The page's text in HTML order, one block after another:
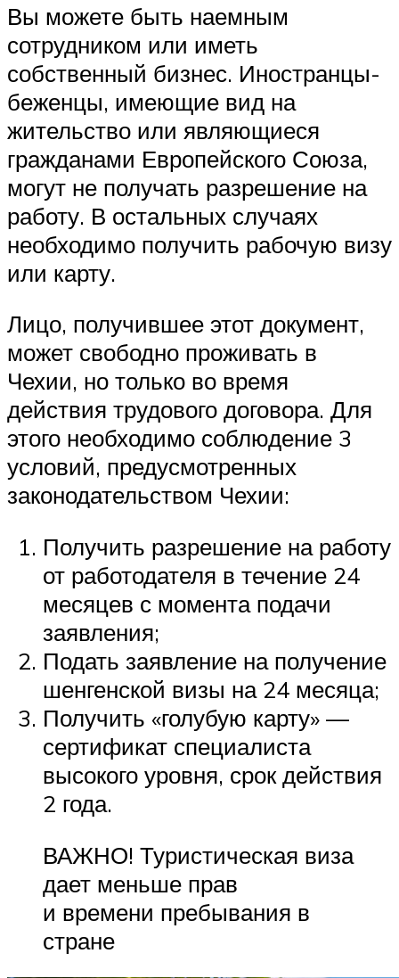
Вы можете быть наемным
сотрудником или иметь
собственный бизнес. Иностранцы-
беженцы, имеющие вид на
жительство или являющиеся
гражданами Европейского Союза,
могут не получать разрешение на
работу. В остальных случаях
необходимо получить рабочую визу
или карту.
Лицо, получившее этот документ,
может свободно проживать в
Чехии, но только во время
действия трудового договора. Для
этого необходимо соблюдение 3
условий, предусмотренных
законодательством Чехии:
Получить разрешение на работу
от работодателя в течение 24
месяцев с момента подачи
заявления;
Подать заявление на получение
шенгенской визы на 24 месяца;
Получить «голубую карту» —
сертификат специалиста
высокого уровня, срок действия
2 года.
ВАЖНО! Туристическая виза
дает меньше прав
и времени пребывания в
стране